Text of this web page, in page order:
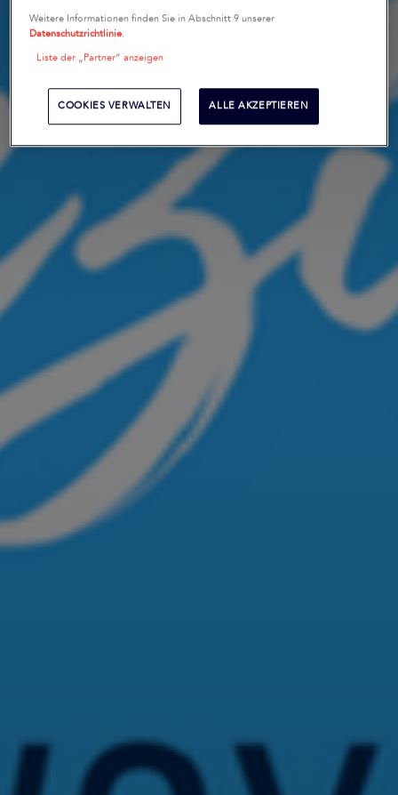
Weitere Informationen finden Sie in Abschnitt 9 unserer
Datenschutzrichtlinie.
Liste der „Partner“ anzeigen
COOKIES VERWALTEN ALLE AKZEPTIEREN